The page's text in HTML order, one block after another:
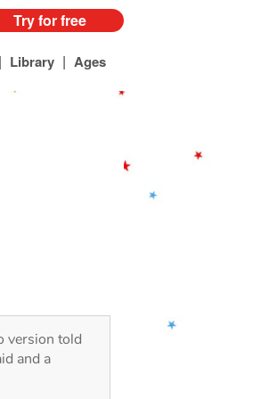
Try for free
| Library | Ages
version told
and a